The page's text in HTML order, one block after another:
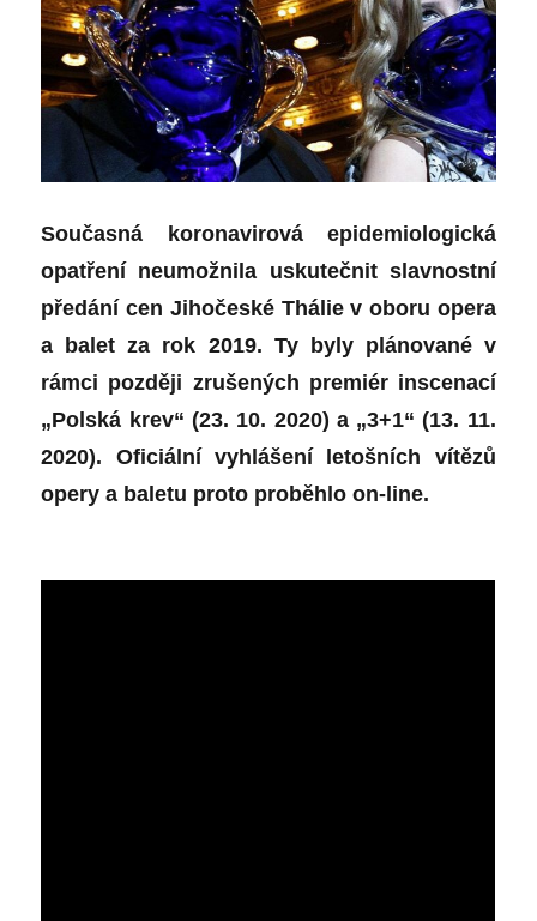
Současná koronavirová epidemiologická
opatření neumožnila uskutečnit slavnostní
předání cen Jihočeské Thálie v oboru opera
a balet za rok 2019. Ty byly plánované v
rámci později zrušených premiér inscenací
„Polská krev“ (23. 10. 2020) a „3+1“ (13. 11.
2020). Oficiální vyhlášení letošních vítězů
opery a baletu proto proběhlo on-line.